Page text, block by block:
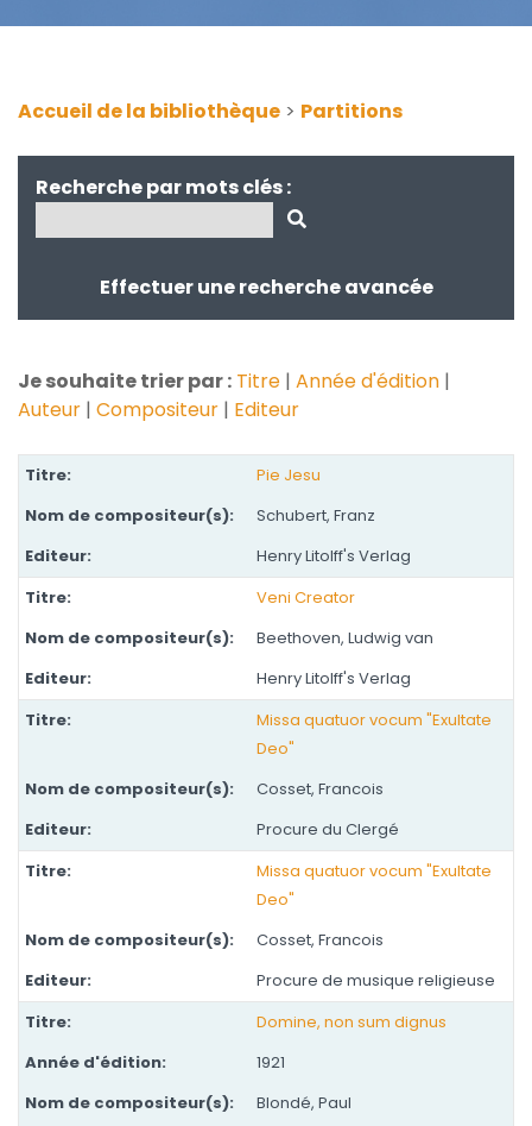
Accueil de la bibliothèque > Partitions
Recherche par mots clés :
Effectuer une recherche avancée
Je souhaite trier par : Titre | Année d'édition |
Auteur | Compositeur | Editeur
Pie Jesu
Schubert, Franz
Henry Litolff's Verlag
Veni Creator
Beethoven, Ludwig van
Henry Litolff's Verlag
Missa quatuor vocum "Exultate
Deo"
Cosset, Francois
Procure du Clergé
Missa quatuor vocum "Exultate
Deo"
Cosset, Francois
Procure de musique religieuse
Domine, non sum dignus
1921
Blondé, Paul